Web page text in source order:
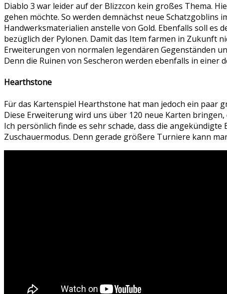
Diablo 3 war leider auf der Blizzcon kein großes Thema.
gehen möchte. So werden demnächst neue
Handwerksmaterialien anstelle von Gold. Ebenfalls soll
bezüglich der Pylonen. Damit das Item farmen in Zukunft
Erweiterungen von normalen legendären Gegenständen
Denn die Ruinen von Sescheron werden ebenfalls in einer
Hearthstone
Für das Kartenspiel Hearthstone hat man jedoch ein paar
Diese Erweiterung wird uns über 120 neue Karten
Ich persönlich finde es sehr schade, dass die
Zuschauermodus. Denn gerade größere Turniere kann